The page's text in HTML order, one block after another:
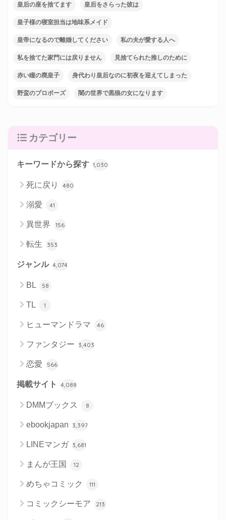
皇后の座を捨てます 皇后をさらった彼は
皇子様の寝室担当は地味系メイド
皇帝になるので離婚してください 私の夫が愛する人へ
私を捨てた家門には戻りません 見捨てられた推しのために
赤い瞳の廃皇子 身代わり皇后なのに初夜を迎えてしまった
野蛮のプロポーズ 闇の世界で黒狼の女になります
カテゴリー
キーワードから探す 1,030
死に戻り 480
溺愛 41
異世界 156
転生 353
ジャンル 4,074
BL 58
TL 1
ヒューマンドラマ 46
ファンタジー 3,403
恋愛 566
掲載サイト 4,088
DMMブックス 8
ebookjapan 3,397
LINEマンガ 3,681
まんが王国 12
めちゃコミック 111
コミックシーモア 213